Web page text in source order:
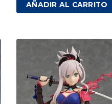
AÑADIR AL CARRITO